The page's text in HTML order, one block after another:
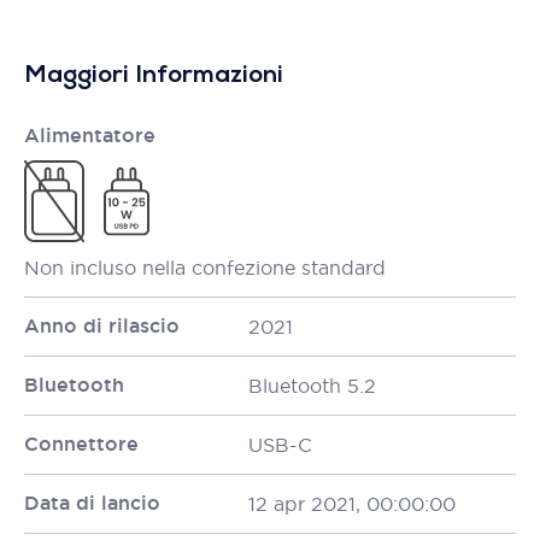
Maggiori Informazioni
Alimentatore
Non incluso nella confezione standard
Anno di rilascio 2021
Bluetooth Bluetooth 5.2
Connettore USB-C
Data di lancio 12 apr 2021, 00:00:00